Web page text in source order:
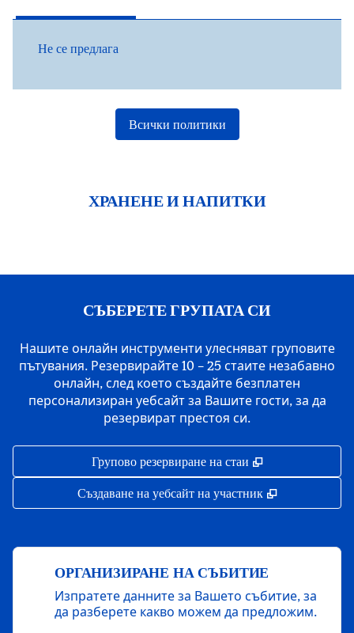
Не се предлага
Всички политики
ХРАНЕНЕ И НАПИТКИ
СЪБЕРЕТЕ ГРУПАТА СИ
Нашите онлайн инструменти улесняват груповите
пътувания. Резервирайте 10 – 25 стаите незабавно
онлайн, след което създайте безплатен
персонализиран уебсайт за Вашите гости, за да
резервират престоя си.
Групово резервиране на стаи ,
Създаване на уебсайт на участник ,
ОРГАНИЗИРАНЕ НА СЪБИТИЕ
Изпратете данните за Вашето събитие, за
да разберете какво можем да предложим.